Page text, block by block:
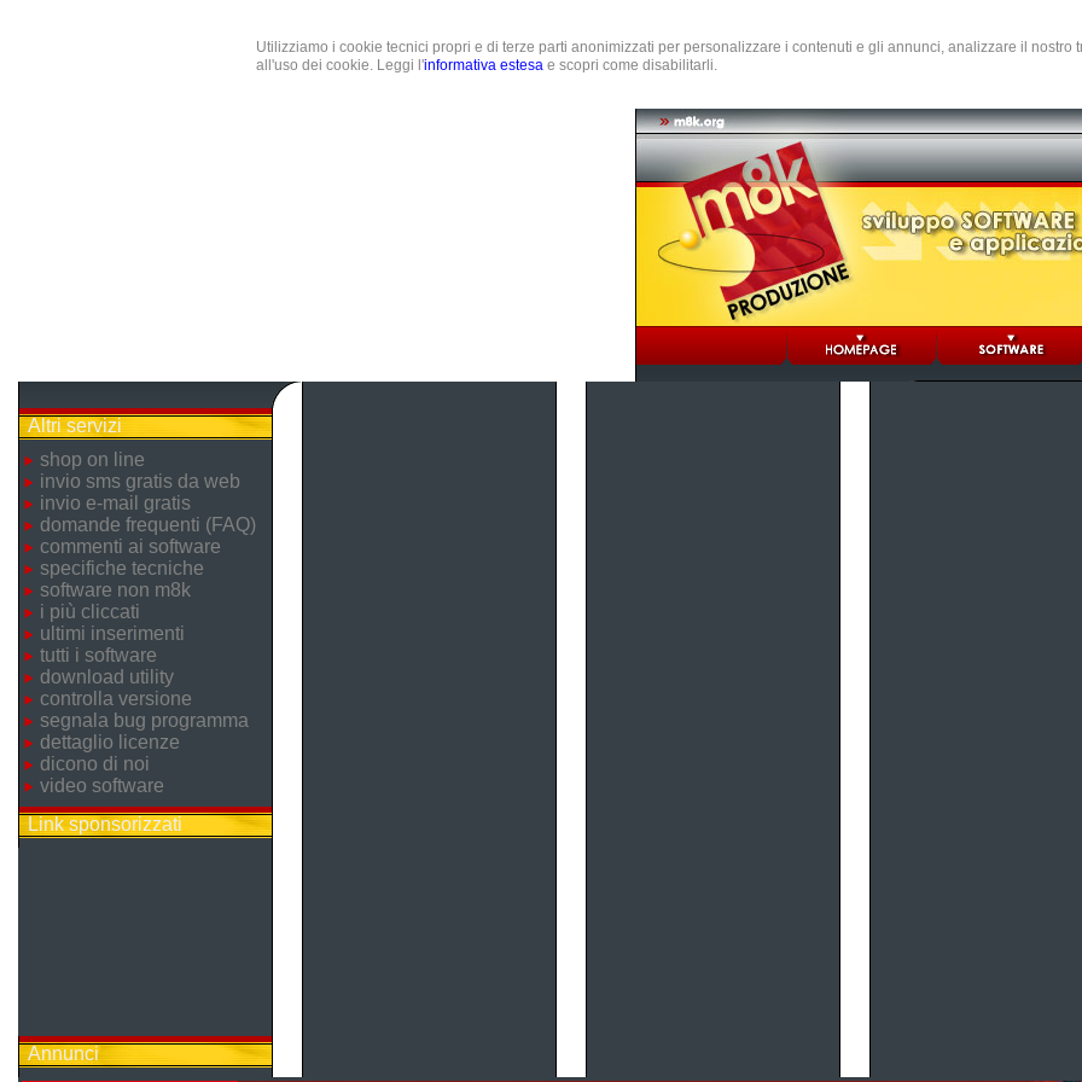
Utilizziamo i cookie tecnici propri e di terze parti anonimizzati per personalizzare i contenuti e gli annunci, analizzare il nostro
all'uso dei cookie. Leggi l'informativa estesa e scopri come disabilitarli.
Altri servizi
shop on line
invio sms gratis da web
invio e-mail gratis
domande frequenti (FAQ)
commenti ai software
specifiche tecniche
software non m8k
i più cliccati
ultimi inserimenti
tutti i software
download utility
controlla versione
segnala bug programma
dettaglio licenze
dicono di noi
video software
Link sponsorizzati
Annunci